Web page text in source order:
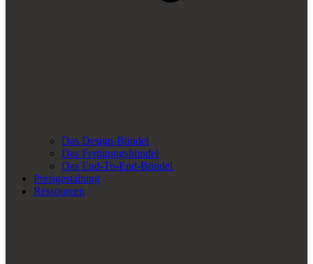
Das Design-Bündel
Das Fertigungsbündel
Das End-To-End-Bündel
Preisgestaltung
Ressourcen